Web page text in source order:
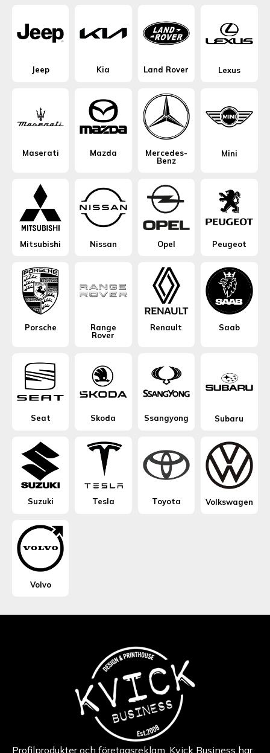
Jeep Kia Land Rover Lexus
Maserati Mazda
Mercedes-
Benz
Mini
Mitsubishi Nissan Opel Peugeot
Porsche
Range
Rover
Renault Saab
Seat Skoda Ssangyong Subaru
Suzuki Tesla Toyota Volkswagen
Volvo
Profilprodukter och företagsreklam. Kvick Business har